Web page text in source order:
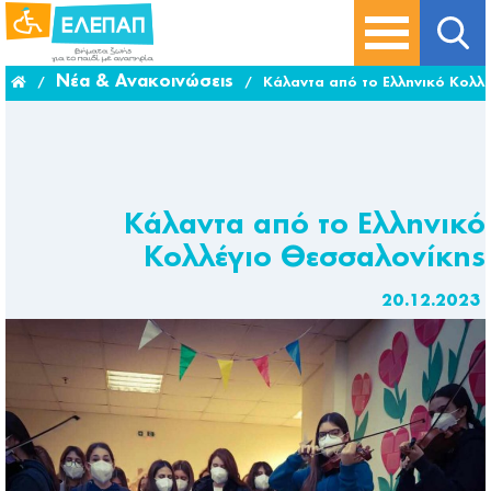
/ Νέα & Ανακοινώσεις / Κάλαντα από το Ελληνικό
Κάλαντα από το Ελληνικό
Κολλέγιο Θεσσαλονίκης
20.12.2023